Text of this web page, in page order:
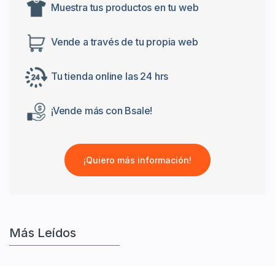
Muestra tus productos en tu web
Vende a través de tu propia web
Tu tienda online las 24 hrs
¡Vende más con Bsale!
¡Quiero más información!
Más Leídos